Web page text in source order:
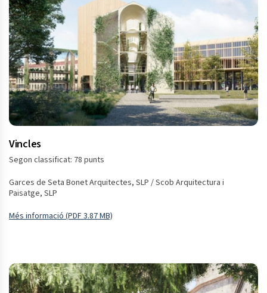
Vincles
Segon classificat: 78 punts
Garces de Seta Bonet Arquitectes, SLP / Scob Arquitectura i
Paisatge, SLP
Més informació (PDF 3.87 MB)